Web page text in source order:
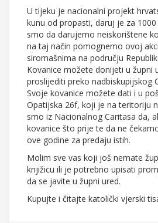
U tijeku je nacionalni projekt
kunu od propasti, daruj je za
smo da darujemo neiskorištene
na taj način pomognemo ovoj
siromašnima na području
Kovanice možete donijeti u župni
proslijediti preko nadbiskupijskog
Svoje kovanice možete dati i u
Opatijska 26f, koji je na teritoriju
smo iz Nacionalnog Caritasa da,
kovanice što prije te da ne
ove godine za predaju istih.
Molim sve vas koji još nemate
knjižicu ili je potrebno upisati
da se javite u župni ured.
Kupujte i čitajte katolički vjerski